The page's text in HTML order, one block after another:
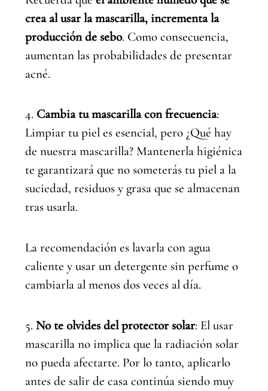
crea al usar la mascarilla, incrementa la
producción de sebo. Como consecuencia,
aumentan las probabilidades de presentar
acné.
4. Cambia tu mascarilla con frecuencia:
Limpiar tu piel es esencial, pero ¿Qué hay
de nuestra mascarilla? Mantenerla higiénica
te garantizará que no someterás tu piel a la
suciedad, residuos y grasa que se almacenan
tras usarla.
La recomendación es lavarla con agua
caliente y usar un detergente sin perfume o
cambiarla al menos dos veces al día.
5. No te olvides del protector solar: El usar
mascarilla no implica que la radiación solar
no pueda afectarte. Por lo tanto, aplicarlo
antes de salir de casa continúa siendo muy